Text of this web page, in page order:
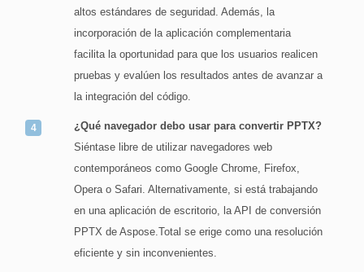
altos estándares de seguridad. Además, la
incorporación de la aplicación complementaria
facilita la oportunidad para que los usuarios realicen
pruebas y evalúen los resultados antes de avanzar a
la integración del código.
¿Qué navegador debo usar para convertir PPTX?
Siéntase libre de utilizar navegadores web
contemporáneos como Google Chrome, Firefox,
Opera o Safari. Alternativamente, si está trabajando
en una aplicación de escritorio, la API de conversión
PPTX de Aspose.Total se erige como una resolución
eficiente y sin inconvenientes.